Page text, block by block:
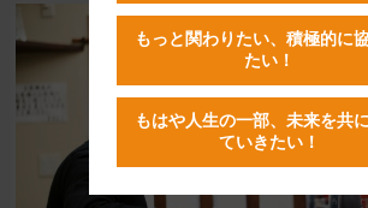
もっと関わりたい、積極的に
たい！
もはや人生の一部、未来を共
ていきたい！